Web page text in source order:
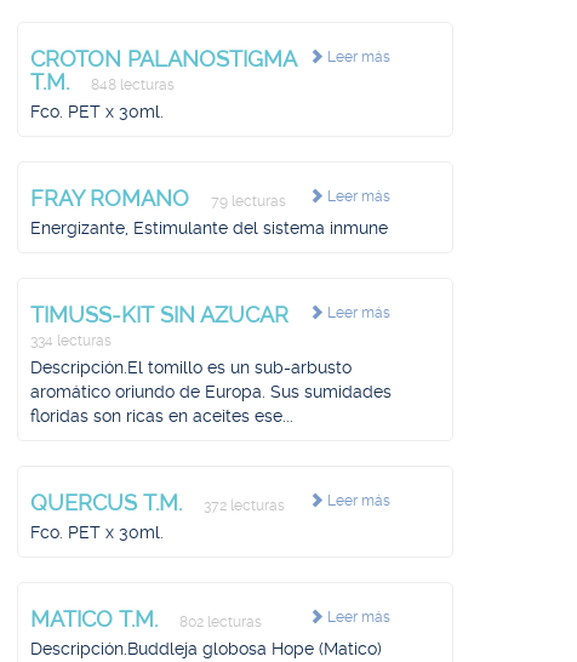
Leer más
CROTON PALANOSTIGMA
T.M.
848 lecturas
Fco. PET x 30ml.
Leer más
FRAY ROMANO 79 lecturas
Energizante, Estimulante del sistema inmune
Leer más
TIMUSS-KIT SIN AZUCAR
334 lecturas
Descripción.El tomillo es un sub-arbusto
aromático oriundo de Europa. Sus sumidades
floridas son ricas en aceites ese...
Leer más
QUERCUS T.M. 372 lecturas
Fco. PET x 30ml.
Leer más
MATICO T.M. 802 lecturas
Descripción.Buddleja globosa Hope (Matico)